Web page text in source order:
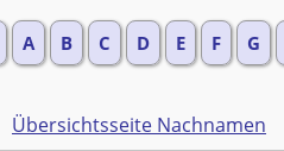
A B C D E F G
Übersichtsseite Nachnamen